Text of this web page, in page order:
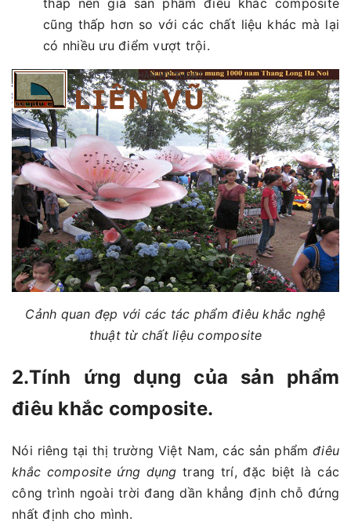
thấp nên giá sản phẩm điêu khắc composite
cũng thấp hơn so với các chất liệu khác mà lại
có nhiều ưu điểm vượt trội.
Cảnh quan đẹp với các tác phẩm điêu khắc nghệ
thuật từ chất liệu composite
2.Tính ứng dụng của sản phẩm
điêu khắc composite.
Nói riêng tại thị trường Việt Nam, các sản phẩm điêu
khắc composite ứng dụng trang trí, đặc biệt là các
công trình ngoài trời đang dần khẳng định chỗ đứng
nhất định cho mình.